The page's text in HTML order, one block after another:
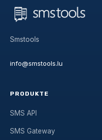
Smstools
info@smstools.lu
PRODUKTE
SMS API
SMS Gateway